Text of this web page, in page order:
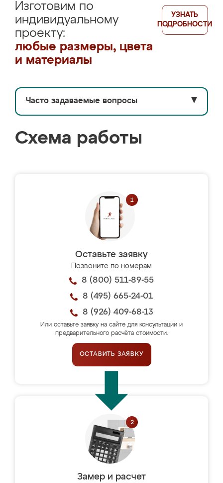
Изготовим по
индивидуальному
проекту:
любые размеры, цвета
и материалы
УЗНАТЬ
ПОДРОБНОСТИ
Часто задаваемые вопросы ▼
Схема работы
Оставьте заявку
Позвоните по номерам
8 (800) 511-89-55
8 (495) 665-24-01
8 (926) 409-68-13
Или оставьте заявку на сайте для консультации и
предварительного расчёта стоимости.
ОСТАВИТЬ ЗАЯВКУ
Замер и расчет